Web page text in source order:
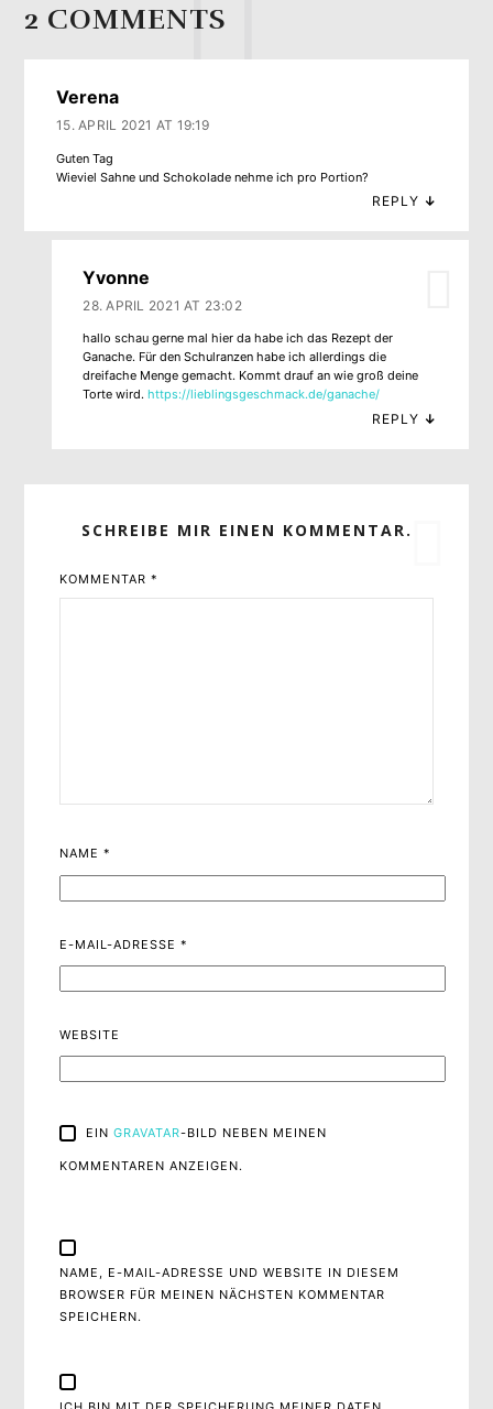
2 COMMENTS
Verena
15. APRIL 2021 AT 19:19
Guten Tag
Wieviel Sahne und Schokolade nehme ich pro Portion?
REPLY ↓
Yvonne
28. APRIL 2021 AT 23:02
hallo schau gerne mal hier da habe ich das Rezept der
Ganache. Für den Schulranzen habe ich allerdings die
dreifache Menge gemacht. Kommt drauf an wie groß deine
Torte wird.https://lieblingsgeschmack.de/ganache/
REPLY ↓
SCHREIBE MIR EINEN KOMMENTAR.
KOMMENTAR*
NAME*
E-MAIL-ADRESSE*
WEBSITE
EIN GRAVATAR-BILD NEBEN MEINEN
KOMMENTAREN ANZEIGEN.
NAME, E-MAIL-ADRESSE UND WEBSITE IN DIESEM
BROWSER FÜR MEINEN NÄCHSTEN KOMMENTAR
SPEICHERN.